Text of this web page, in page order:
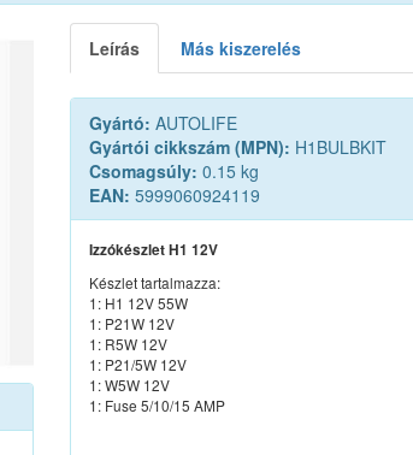
Leírás Más kiszerelés
Gyártó: AUTOLIFE
Gyártói cikkszám (MPN): H1BULBKIT
Csomagsúly: 0.15 kg
EAN: 5999060924119
Izzókészlet H1 12V
Készlet tartalmazza:
1: H1 12V 55W
1: P21W 12V
1: R5W 12V
1: P21/5W 12V
1: W5W 12V
1: Fuse 5/10/15 AMP